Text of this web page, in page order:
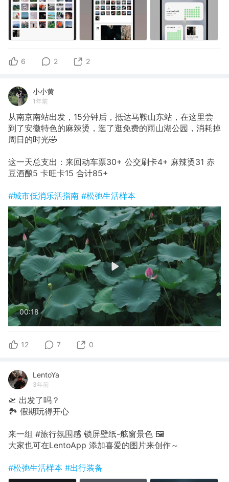
6 2 2
小小黄
1年前
从南京南站出发，15分钟后，抵达马鞍山东站，在这里尝
到了安徽特色的麻辣烫，逛了逛免费的雨山湖公园，消耗掉
周日的时光🤣
这一天总支出：来回动车票30+ 公交刷卡4+ 麻辣烫31 赤
豆酒酿5 卡旺卡15 合计85+
#城市低消乐活指南 #松弛生活样本
00:18
12 7 0
LentoYa
3年前
🛫 出发了吗？
🏞 假期玩得开心
来一组 #旅行氛围感 锁屏壁纸-舷窗景色 🖼
大家也可在LentoApp 添加喜爱的图片来创作～
#松弛生活样本 #出行装备